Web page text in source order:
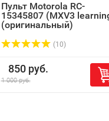
Пульт Motorola RC-
15345807 (MXV3
(оригинальный)
(10)
850 руб.
1 000 руб.